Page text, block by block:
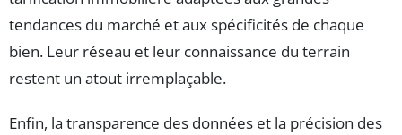
tendances du marché et aux spécificités de chaque
bien. Leur réseau et leur connaissance du terrain
restent un atout irremplaçable.
Enfin, la transparence des données et la précision des